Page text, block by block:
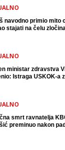
navodno primio mito
stajati na čelu
ministar zdravstva
Istraga USKOK-a
smrt ravnatelja
preminuo nakon